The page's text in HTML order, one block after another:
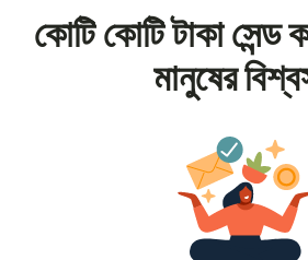
কোটি কোটি টাকা সেন্ড
মানুষের